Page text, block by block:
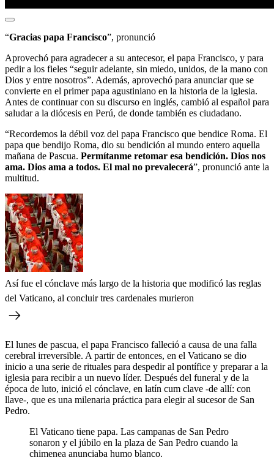
“Gracias papa Francisco”, pronunció
Aprovechó para agradecer a su antecesor, el papa Francisco, y para
pedir a los fieles “seguir adelante, sin miedo, unidos, de la mano con
Dios y entre nosotros”. Además, aprovechó para anunciar que se
convierte en el primer papa agustiniano en la historia de la iglesia.
Antes de continuar con su discurso en inglés, cambió al español para
saludar a la diócesis en Perú, de donde también es ciudadano.
“Recordemos la débil voz del papa Francisco que bendice Roma. El
papa que bendijo Roma, dio su bendición al mundo entero aquella
mañana de Pascua. Permítanme retomar esa bendición. Dios nos
ama. Dios ama a todos. El mal no prevalecerá”, pronunció ante la
multitud.
Así fue el cónclave más largo de la historia que modificó las reglas
del Vaticano, al concluir tres cardenales murieron
El lunes de pascua, el papa Francisco falleció a causa de una falla
cerebral irreversible. A partir de entonces, en el Vaticano se dio
inicio a una serie de rituales para despedir al pontífice y preparar a la
iglesia para recibir a un nuevo líder. Después del funeral y de la
época de luto, inició el cónclave, en latín cum clave -de allí: con
llave-, que es una milenaria práctica para elegir al sucesor de San
Pedro.
El Vaticano tiene papa. Las campanas de San Pedro
sonaron y el júbilo en la plaza de San Pedro cuando la
chimenea anunciaba humo blanco.